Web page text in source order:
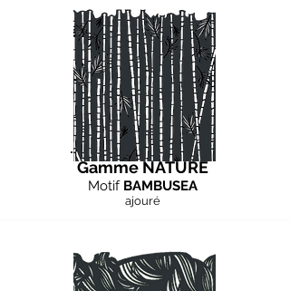
Gamme NATURE
Motif BAMBUSEA
ajouré